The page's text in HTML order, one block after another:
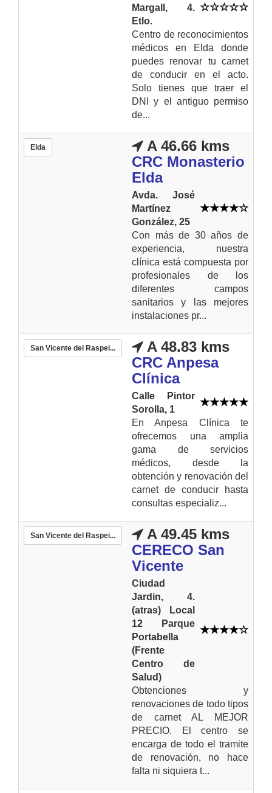
Margall, 4.
Etlo.
Centro de reconocimientos
médicos en Elda donde
puedes renovar tu carnet
de conducir en el acto.
Solo tienes que traer el
DNI y el antiguo permiso
de...
Elda
A 46.66 kms
CRC Monasterio
Elda
Avda. José
Martínez
González, 25
Con más de 30 años de
experiencia, nuestra
clínica está compuesta por
profesionales de los
diferentes campos
sanitarios y las mejores
instalaciones pr...
San Vicente del Raspei...
A 48.83 kms
CRC Anpesa
Clínica
Calle Pintor
Sorolla, 1
En Anpesa Clínica te
ofrecemos una amplia
gama de servicios
médicos, desde la
obtención y renovación del
carnet de conducir hasta
consultas especializ...
San Vicente del Raspei...
A 49.45 kms
CERECO San
Vicente
Ciudad
Jardin, 4.
(atras) Local
12 Parque
Portabella
(Frente
Centro de
Salud)
Obtenciones y
renovaciones de todo tipos
de carnet AL MEJOR
PRECIO. El centro se
encarga de todo el tramite
de renovación, no hace
falta ni siquiera t...